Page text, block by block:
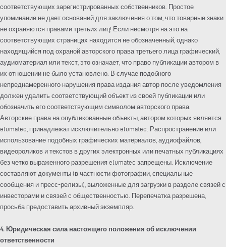
соответствующих зарегистрированных собственников. Простое
упоминание не дает оснований для заключения о том, что товарные знаки
не охраняются правами третьих лиц! Если несмотря на это на
соответствующих страницах находится не обозначенный, однако
находящийся под охраной авторского права третьего лица графический,
аудиоматериал или текст, это означает, что право публикации автором в
их отношении не было установлено. В случае подобного
непреднамеренного нарушения права издания автор после уведомления
должен удалить соответствующий объект из своей публикации или
обозначить его соответствующим символом авторского права.
Авторские права на опубликованные объекты, автором которых является
elumatec, принадлежат исключительно elumatec. Распространение или
использование подобных графических материалов, аудиофайлов,
видеороликов и текстов в других электронных или печатных публикациях
без четко выраженного разрешения elumatec запрещены. Исключение
составляют документы (в частности фотографии, специальные
сообщения и пресс-релизы), выложенные для загрузки в разделе связей с
инвесторами и связей с общественностью. Перепечатка разрешена,
просьба предоставить архивный экземпляр.
4. Юридическая сила настоящего положения об исключении
ответственности